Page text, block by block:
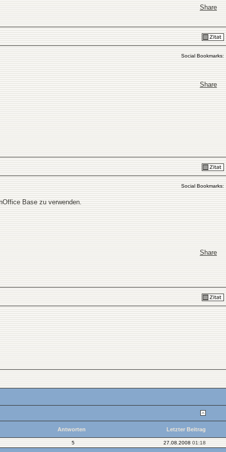
Share
Social Bookmarks:
Share
Social Bookmarks:
Base zu verwenden.
Share
Antworten Letzter Beitrag
5 27.08.2008 01:18